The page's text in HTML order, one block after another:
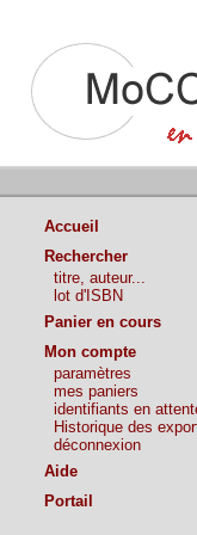
Accueil
Rechercher
titre, auteur...
lot d'ISBN
Panier en cours
Mon compte
paramètres
mes paniers
identifiants en
Historique des
déconnexion
Aide
Portail